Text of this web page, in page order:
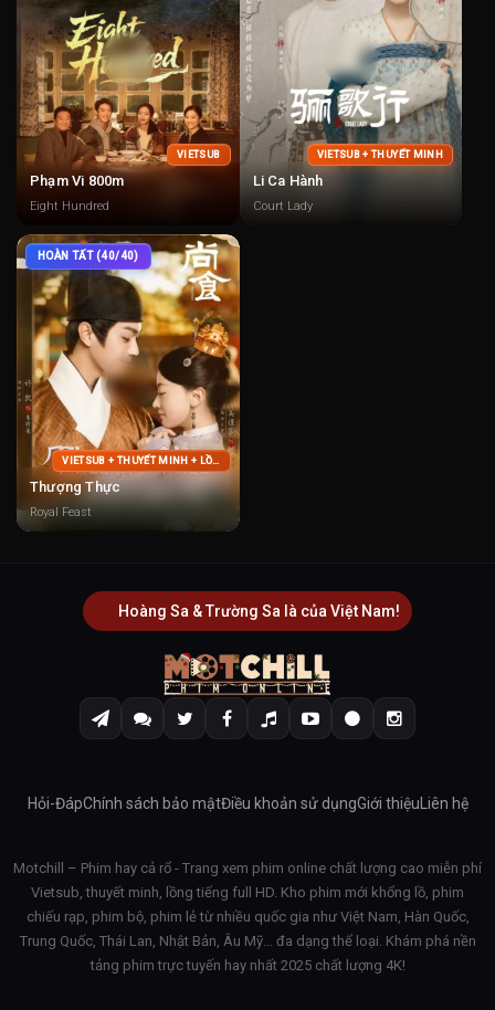
VIETSUB
Phạm Vi 800m
Eight Hundred
VIETSUB + THUYẾT MINH
Li Ca Hành
Court Lady
HOÀN TẤT (40/40)
VIETSUB + THUYẾT MINH + LỒNG TIẾNG
Thượng Thực
Royal Feast
Hoàng Sa & Trường Sa là của Việt Nam!
Hỏi-ĐápChính sách bảo mậtĐiều khoản sử dụngGiới thiệu Liên hệ
Motchill – Phim hay cả rổ - Trang xem phim online chất lượng cao miễn phí
Vietsub, thuyết minh, lồng tiếng full HD. Kho phim mới khổng lồ, phim
chiếu rạp, phim bộ, phim lẻ từ nhiều quốc gia như Việt Nam, Hàn Quốc,
Trung Quốc, Thái Lan, Nhật Bản, Âu Mỹ… đa dạng thể loại. Khám phá nền
tảng phim trực tuyến hay nhất 2025 chất lượng 4K!